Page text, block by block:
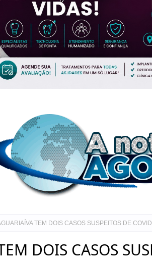
TEM DOIS CASOS SUSPEITOS DE
DOIS CASOS